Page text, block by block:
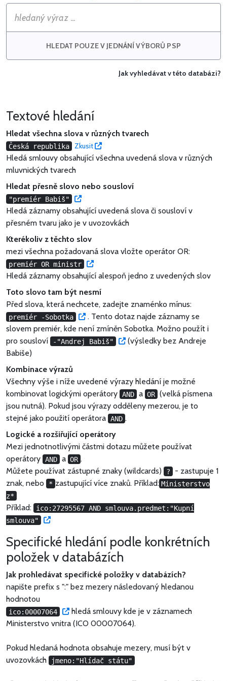
HLEDAT POUZE V JEDNÁNÍ VÝBORŮ PSP
Jak vyhledávat v této databázi?
Textové hledání
Hledat všechna slova v různých tvarech
Česká republika Zkusit Vyzkoušet
Hledá smlouvy obsahující všechna uvedená slova v různých
mluvnických tvarech
Hledat přesně slovo nebo sousloví
"premiér Babiš" Vyzkoušet
Hledá záznamy obsahující uvedená slova či sousloví v
přesném tvaru jako je v uvozovkách
Kterékoliv z těchto slov
mezi všechna požadovaná slova vložte operátor OR:
premiér OR ministr Vyzkoušet
Hledá záznamy obsahující alespoň jedno z uvedených slov
Toto slovo tam být nesmí
Před slova, která nechcete, zadejte znaménko mínus:
premiér -Sobotka Vyzkoušet
. Tento dotaz najde záznamy se
slovem premiér, kde není zmíněn Sobotka. Možno použít i
pro sousloví
-"Andrej Babiš" Vyzkoušet
(výsledky bez Andreje
Babiše)
Kombinace výrazů
Všechny výše i níže uvedené výrazy hledání je možné
kombinovat logickými operátory
AND a OR (velká písmena
jsou nutná). Pokud jsou výrazy odděleny mezerou, je to
stejné jako použití operátora
AND .
Logické a rozšiřující operátory
Mezi jednotnotlivými částmi dotazu můžete používat
operátory
AND a OR .
Můžete používat zástupné znaky (wildcards)
? - zastupuje 1
znak, nebo
* zastupující více znaků. Příklad: Ministerstvo
z*
Příklad:
ico:27295567 AND smlouva.predmet:"Kupní
smlouva"
Vyzkoušet
Specifické hledání podle konkrétních
položek v databázích
Jak prohledávat specifické položky v databázích?
napište prefix s ":" bez mezery následovaný hledanou
hodnotou
ico:00007064 Vyzkoušet
hledá smlouvy kde je v záznamech
Ministerstvo vnitra (ICO 00007064).
Pokud hledaná hodnota obsahuje mezery, musí být v
uvozovkách
jmeno:"Hlídač státu"